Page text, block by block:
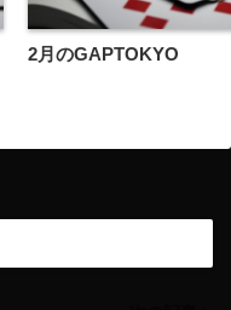
2月のGAPTOKYO